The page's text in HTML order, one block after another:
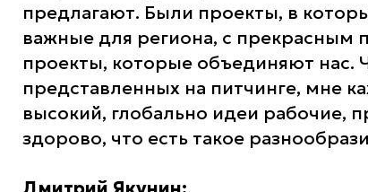
предлагают. Были проекты, в
важные для региона, с
проекты, которые объединяют нас.
представленных на питчинге, мне
высокий, глобально идеи рабочие,
здорово, что есть такое